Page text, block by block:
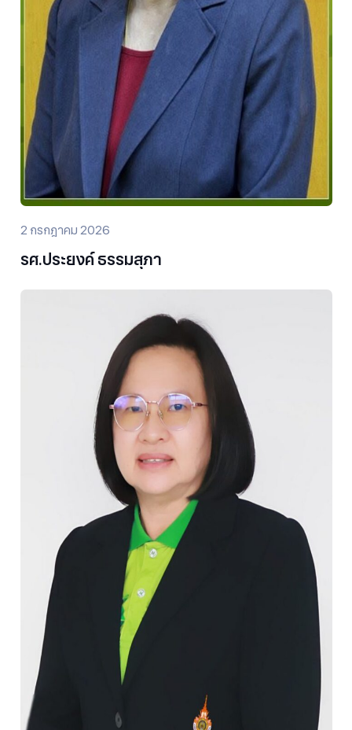
2 กรกฎาคม 2026
รศ.ประยงค์ ธรรมสุภา